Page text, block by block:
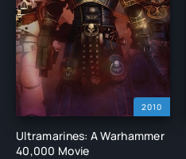
2010
Ultramarines: A Warhammer
40,000 Movie